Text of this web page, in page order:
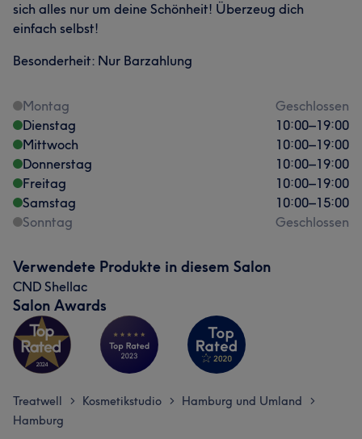
sich alles nur um deine Schönheit! Überzeug dich
einfach selbst!
Besonderheit: Nur Barzahlung
Montag
Geschlossen
Dienstag
10:00–19:00
Mittwoch
10:00–19:00
Donnerstag
10:00–19:00
Freitag
10:00–19:00
Samstag
10:00–15:00
Sonntag
Geschlossen
Verwendete Produkte in diesem Salon
CND Shellac
Salon Awards
Treatwell > Kosmetikstudio > Hamburg und Umland >
Hamburg